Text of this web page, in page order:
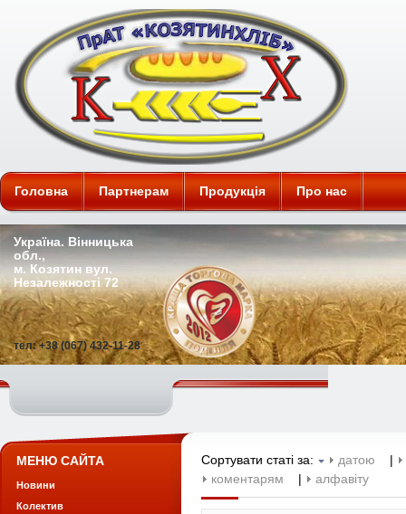
ПАТ "Козятинхліб"
Головна Партнерам Продукція Про нас
Україна. Вінницька
обл.,
м. Козятин вул.
Незалежності 72
тел: +38 (067) 432-11-28
Сортувати статі за: датою
|
коментарям
| алфавіту
МЕНЮ САЙТА
Новини
Колектив